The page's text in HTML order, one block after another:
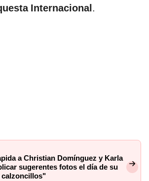
Internacional.
a Christian Domínguez y Karla
sugerentes fotos el día de su
calzoncillos"